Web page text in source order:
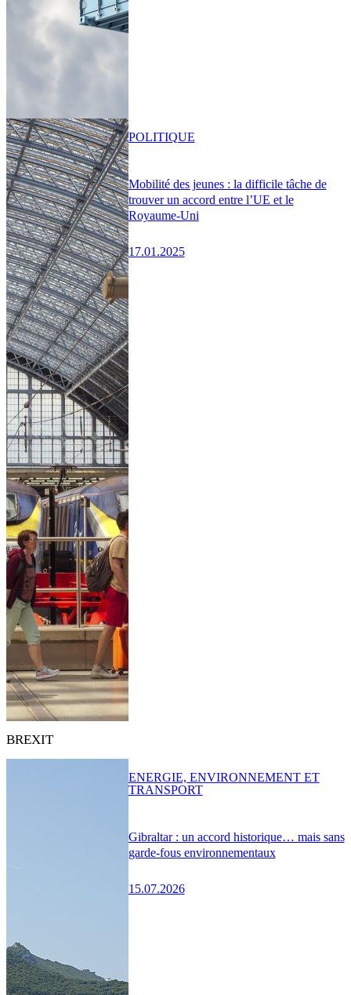
Mobilité des jeunes : la difficile tâche de
trouver un accord entre l’UE et le
Royaume-Uni
17.01.2025
POLITIQUE
BREXIT
Gibraltar : un accord historique… mais sans
garde-fous environnementaux
15.07.2026
ENERGIE, ENVIRONNEMENT ET
TRANSPORT